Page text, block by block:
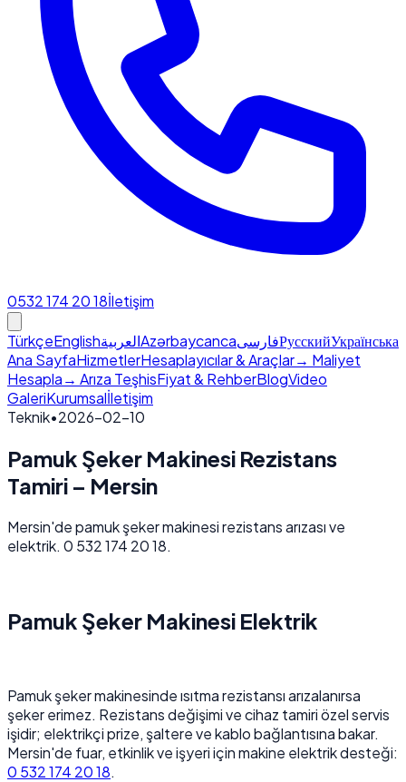
0532 174 20 18İletişim
TürkçeEnglishالعربيةAzərbaycancaفارسیРусскийУкраїнська
Ana SayfaHizmetlerHesaplayıcılar & Araçlar→ Maliyet
Hesapla→ Arıza TeşhisFiyat & RehberBlogVideo
GaleriKurumsalİletişim
Teknik•2026-02-10
Pamuk Şeker Makinesi Rezistans
Tamiri – Mersin
Mersin'de pamuk şeker makinesi rezistans arızası ve
elektrik. 0 532 174 20 18.
Pamuk Şeker Makinesi Elektrik
Pamuk şeker makinesinde ısıtma rezistansı arızalanırsa
şeker erimez. Rezistans değişimi ve cihaz tamiri özel servis
işidir; elektrikçi prize, şaltere ve kablo bağlantısına bakar.
Mersin'de fuar, etkinlik ve işyeri için makine elektrik desteği:
0 532 174 20 18.